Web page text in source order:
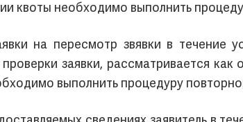
квоты необходимо выполнить
на пересмотр звявки в течение
проверки заявки, рассматривается
выполнить процедуру